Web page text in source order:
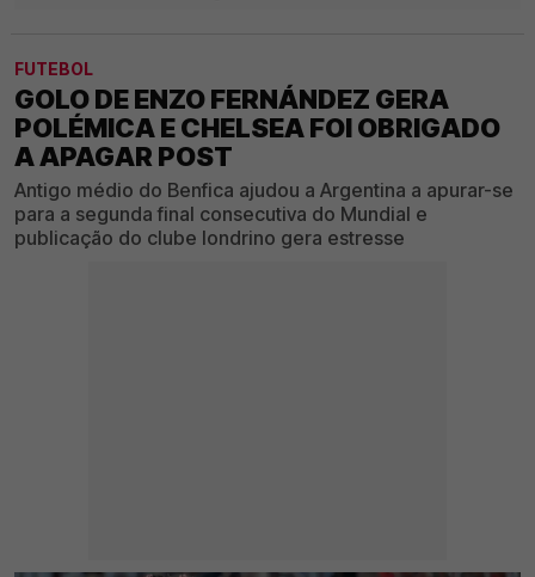
FUTEBOL
GOLO DE ENZO FERNÁNDEZ GERA
POLÉMICA E CHELSEA FOI OBRIGADO
A APAGAR POST
Antigo médio do Benfica ajudou a Argentina a apurar-se
para a segunda final consecutiva do Mundial e
publicação do clube londrino gera estresse